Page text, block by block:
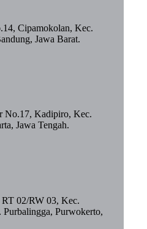
Cipamokolan, Kec.
Jawa Barat.
No.17, Kadipiro, Kec.
Jawa Tengah.
RT 02/RW 03, Kec.
Purbalingga, Purwokerto,